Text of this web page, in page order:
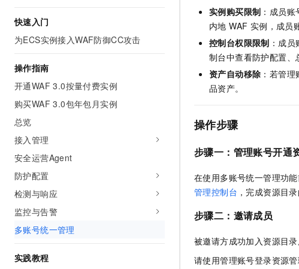
快速入门
为ECS实例接入WAF防御CC攻击
操作指南
开通WAF 3.0按量付费实例
购买WAF 3.0包年包月实例
总览
接入管理
安全运营Agent
防护配置
检测与响应
监控与告警
多账号统一管理
实践教程
实例购买限制 ：成员
内地 WAF 实例，成员
控制台权限限制 ：成
制台中查看防护配置、
资产自动移除 ：若管
品资产。
操作步骤
步骤一：管理账号开通
在使用多账号统一管理功
管理控制台 ，完成资源目
步骤二：邀请成员
被邀请方成功加入资源目
请使用管理账号登录资源